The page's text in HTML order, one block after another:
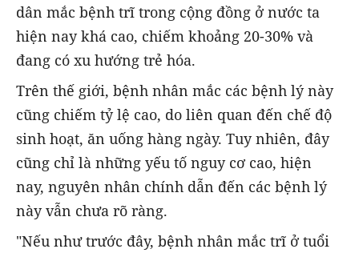
dân mắc bệnh trĩ trong cộng đồng ở nước ta
hiện nay khá cao, chiếm khoảng 20-30% và
đang có xu hướng trẻ hóa.
Trên thế giới, bệnh nhân mắc các bệnh lý này
cũng chiếm tỷ lệ cao, do liên quan đến chế độ
sinh hoạt, ăn uống hàng ngày. Tuy nhiên, đây
cũng chỉ là những yếu tố nguy cơ cao, hiện
nay, nguyên nhân chính dẫn đến các bệnh lý
này vẫn chưa rõ ràng.
"Nếu như trước đây, bệnh nhân mắc trĩ ở tuổi